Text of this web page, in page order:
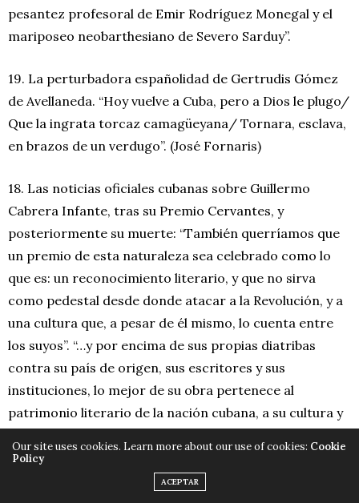
pesantez profesoral de Emir Rodríguez Monegal y el
mariposeo neobarthesiano de Severo Sarduy”.
19. La perturbadora españolidad de Gertrudis Gómez
de Avellaneda. “Hoy vuelve a Cuba, pero a Dios le plugo/
Que la ingrata torcaz camagüeyana/ Tornara, esclava,
en brazos de un verdugo”. (José Fornaris)
18. Las noticias oficiales cubanas sobre Guillermo
Cabrera Infante, tras su Premio Cervantes, y
posteriormente su muerte: “También querríamos que
un premio de esta naturaleza sea celebrado como lo
que es: un reconocimiento literario, y que no sirva
como pedestal desde donde atacar a la Revolución, y a
una cultura que, a pesar de él mismo, lo cuenta entre
los suyos”. “…y por encima de sus propias diatribas
contra su país de origen, sus escritores y sus
instituciones, lo mejor de su obra pertenece al
patrimonio literario de la nación cubana, a su cultura y
17. La agenda hereditaria lezamiana de Severo Sarduy:
Our site uses cookies. Learn more about our use of cookies: Cookie
Policy
ACEPTAR